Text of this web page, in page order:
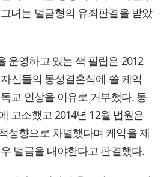
녀는 벌금형의 유죄판결을 받았
운영하고 있는 잭 필립은 2012
신들의 동성결혼식에 쓸 케익
교 인상을 이유로 거부했다. 동
고소했고 2014년 12월 법원은
성향으로 차별했다며 케익을 제
벌금을 내야한다고 판결했다.